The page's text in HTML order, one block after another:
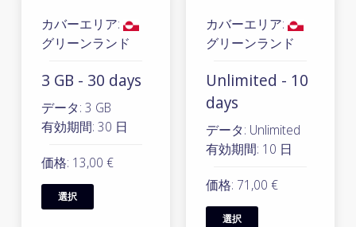
カバーエリア:
グリーンランド
3 GB - 30 days
データ: 3 GB
有効期間: 30 日
価格: 13,00 €
選択
カバーエリア:
グリーンランド
Unlimited - 10
days
データ: Unlimited
有効期間: 10 日
価格: 71,00 €
選択